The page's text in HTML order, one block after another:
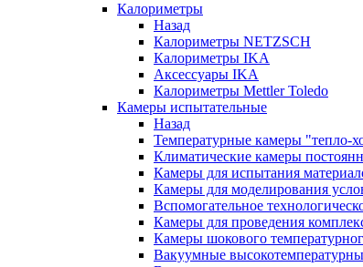
Калориметры
Назад
Калориметры NETZSCH
Калориметры IKA
Аксессуары IKA
Калориметры Mettler Toledo
Камеры испытательные
Назад
Температурные камеры "тепло-
Климатические камеры
Камеры для испытания
Камеры для моделирования
Вспомогательное
Камеры для проведения
Камеры шокового
Вакуумные